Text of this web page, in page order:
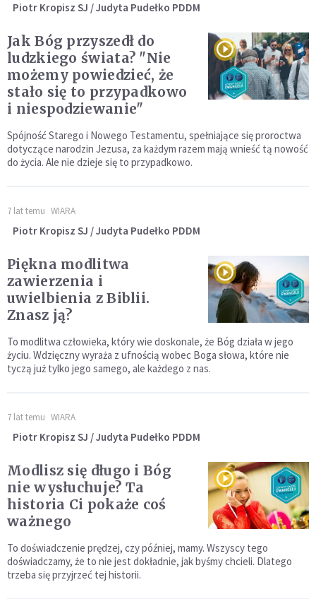
Piotr Kropisz SJ / Judyta Pudełko PDDM
Jak Bóg przyszedł do
ludzkiego świata? "Nie
możemy powiedzieć, że
stało się to przypadkowo
i niespodziewanie"
Spójność Starego i Nowego Testamentu, spełniające się proroctwa
dotyczące narodzin Jezusa, za każdym razem mają wnieść tą nowość
do życia. Ale nie dzieje się to przypadkowo.
7 lat temu WIARA
Piotr Kropisz SJ / Judyta Pudełko PDDM
Piękna modlitwa
zawierzenia i
uwielbienia z Biblii.
Znasz ją?
To modlitwa człowieka, który wie doskonale, że Bóg działa w jego
życiu. Wdzięczny wyraża z ufnością wobec Boga słowa, które nie
tyczą już tylko jego samego, ale każdego z nas.
7 lat temu WIARA
Piotr Kropisz SJ / Judyta Pudełko PDDM
Modlisz się długo i Bóg
nie wysłuchuje? Ta
historia Ci pokaże coś
ważnego
To doświadczenie prędzej, czy później, mamy. Wszyscy tego
doświadczamy, że to nie jest dokładnie, jak byśmy chcieli. Dlatego
trzeba się przyjrzeć tej historii.